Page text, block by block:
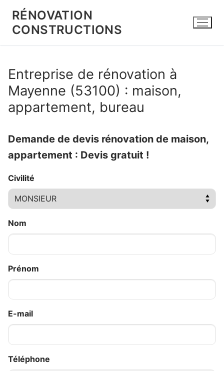
contenu
RÉNOVATION
CONSTRUCTIONS
Entreprise de rénovation à
Mayenne (53100) : maison,
appartement, bureau
Demande de devis rénovation de maison,
appartement : Devis gratuit !
Civilité
Nom
Prénom
E-mail
Téléphone